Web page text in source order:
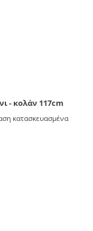
- κολάν 117cm
κατασκευασμένα